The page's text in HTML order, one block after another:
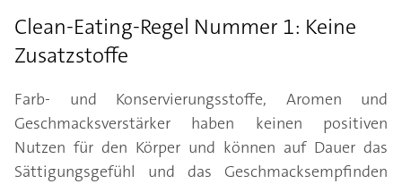
Clean-Eating-Regel Nummer 1: Keine
Zusatzstoffe
Farb- und Konservierungsstoffe, Aromen und
Geschmacksverstärker haben keinen positiven
Nutzen für den Körper und können auf Dauer das
Sättigungsgefühl und das Geschmacksempfinden